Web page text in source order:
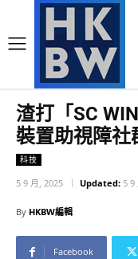
渣打「SC
裝置助視障社
科技
5 9 月, 2025 Updated: 5 9
By HKBW編輯
Facebook